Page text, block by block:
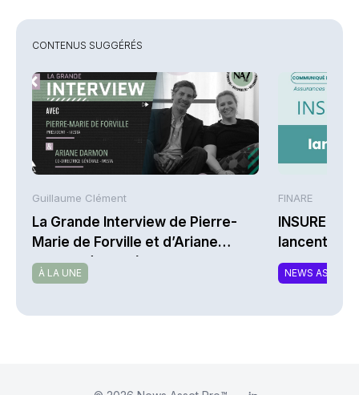
CONTENUS SUGGÉRÉS
Guillaume Clément
La Grande Interview de Pierre-
Marie de Forville et d’Ariane
Darmon (Ivesta)
À LA UNE
FINARE
INSUREM
lancent
nouvelle
NEWS